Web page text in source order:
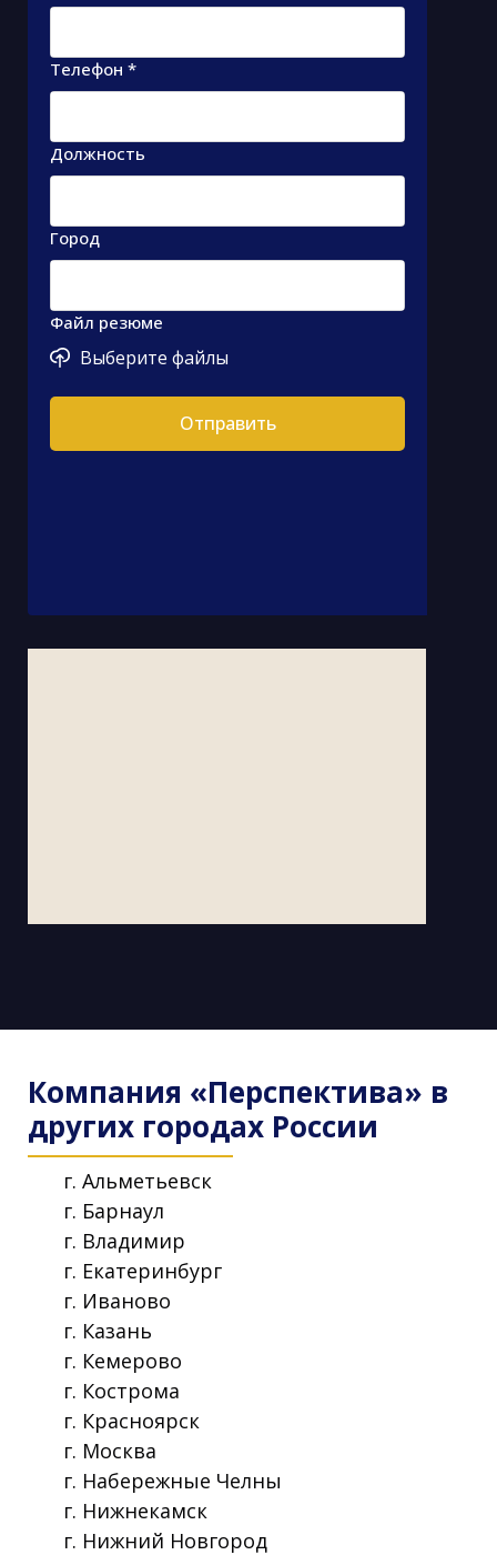
Телефон *
Должность
Город
Файл резюме
Выберите файлы
Отправить
г. Альметьевск
г. Барнаул
г. Владимир
г. Екатеринбург
г. Иваново
г. Казань
г. Кемерово
г. Кострома
г. Красноярск
г. Москва
г. Набережные Челны
г. Нижнекамск
г. Нижний Новгород
Компания «Перспектива» в
других городах России